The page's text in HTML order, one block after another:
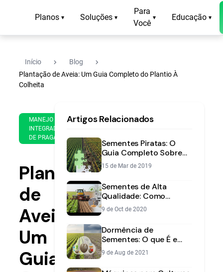
Planos ▾ Soluções ▾
Para
Você
▾ Educação ▾
Início navigate_next Blog navigate_next
Plantação de Aveia: Um Guia Completo do Plantio À
Colheita
MANEJO
INTEGRADO
DE PRAGAS
de
de
2025
min
leitura
Plantação
de
Aveia:
Um
Guia
Artigos Relacionados
Sementes Piratas: O
Guia Completo Sobre
Riscos e Como Evitar
Prejuízos
15 de Mar de 2019
Sementes de Alta
Qualidade: Como
Garantir o Sucesso da
Lavoura
9 de Oct de 2020
Dormência de
Sementes: O que É e
Como Superar na
Lavoura
9 de Aug de 2021